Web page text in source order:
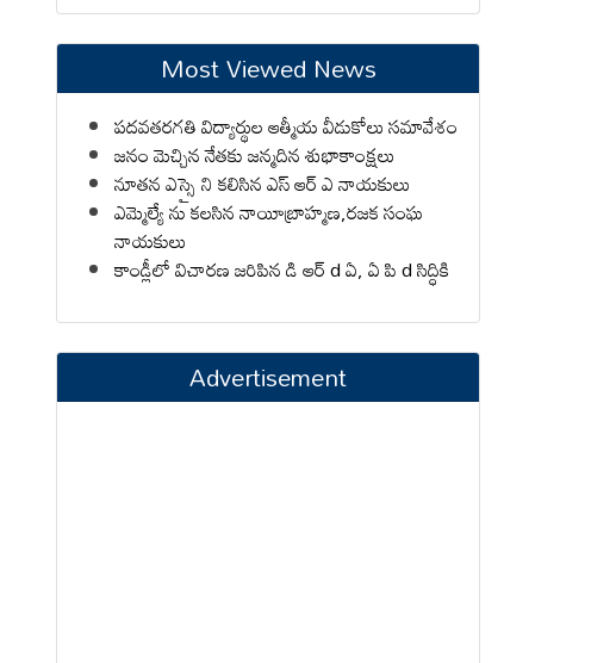
Most Viewed News
పదవతరగతి విద్యార్థుల ఆత్మీయ వీడుకోలు సమావేశం
జనం మెచ్చిన నేతకు జన్మదిన శుభాకాంక్షలు
నూతన ఎస్సై ని కలిసిన ఎస్ ఆర్ ఎ నాయకులు
ఎమ్మెల్యే ను కలసిన నాయీబ్రాహ్మణ,రజక సంఘ
నాయకులు
కాండ్లీలో విచారణ జరిపిన డి ఆర్ d ఏ, ఏ పి d సిద్ధికి
Advertisement